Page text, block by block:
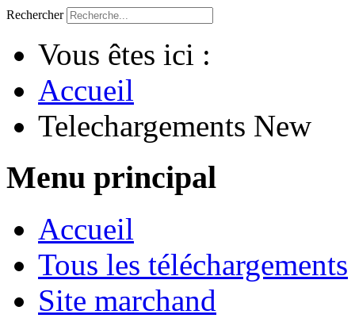
Rechercher
Vous êtes ici :
Accueil
Telechargements New
Menu principal
Accueil
Tous les téléchargements
Site marchand